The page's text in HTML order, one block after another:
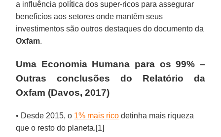
a influência política dos super-ricos para assegurar
benefícios aos setores onde mantêm seus
investimentos são outros destaques do documento da
Oxfam.
Uma Economia Humana para os 99% –
Outras conclusões do Relatório da
Oxfam (Davos, 2017)
• Desde 2015, o 1% mais rico detinha mais riqueza
que o resto do planeta.[1]